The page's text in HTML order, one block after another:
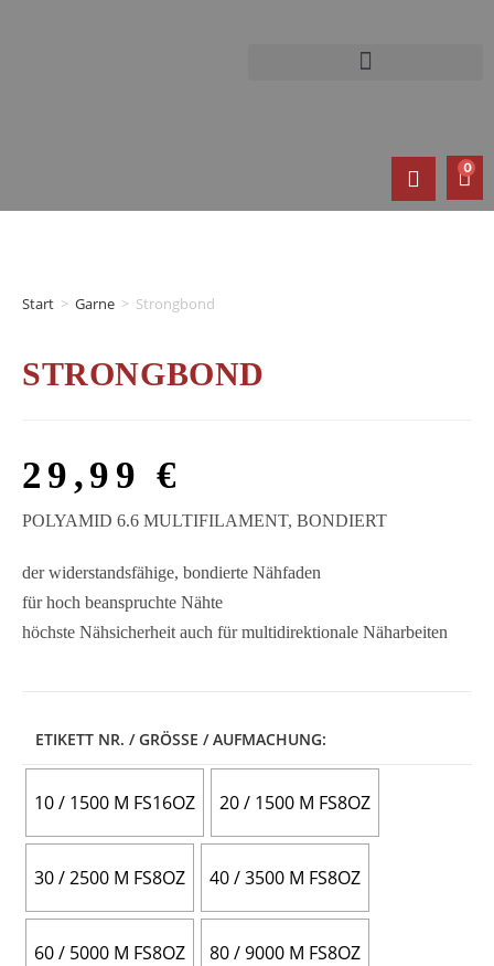
0
Start > Garne > Strongbond
STRONGBOND
29,99€
POLYAMID 6.6 MULTIFILAMENT, BONDIERT
der widerstandsfähige, bondierte Nähfaden
für hoch beanspruchte Nähte
höchste Nähsicherheit auch für multidirektionale Näharbeiten
ETIKETT NR. / GRÖSSE / AUFMACHUNG:
10 / 1500 M FS16OZ 20 / 1500 M FS8OZ
30 / 2500 M FS8OZ 40 / 3500 M FS8OZ
60 / 5000 M FS8OZ 80 / 9000 M FS8OZ